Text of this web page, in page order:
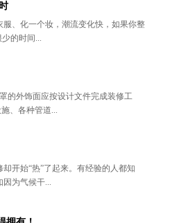
、化一个妆，潮流变化快，如果你整
的时间...
的外饰面应按设计文件完成装修工
、各种管道...
开始“热”了起来。有经验的人都知
因为气候干...